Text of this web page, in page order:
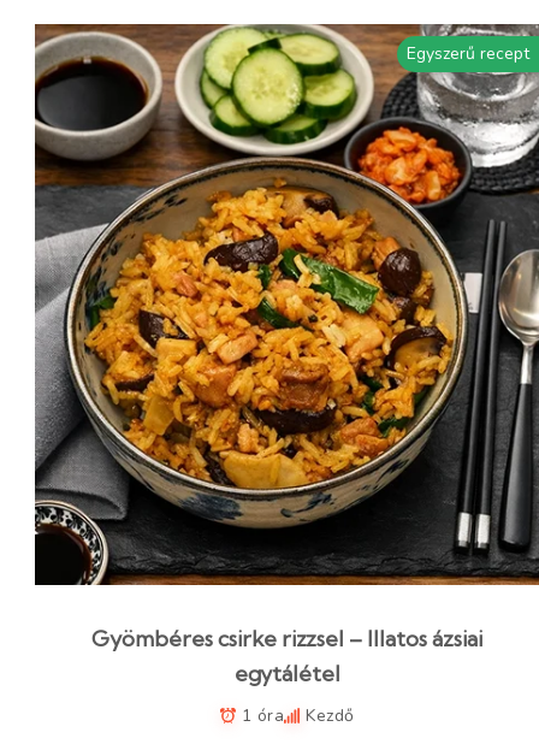
Egyszerű recept
Gyömbéres csirke rizzsel – Illatos ázsiai
egytálétel
1 óra Kezdő